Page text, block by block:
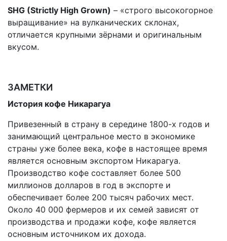
SHG (Strictly High Grown) – «строго высокогорное
выращивание» на вулканических склонах,
отличается крупными зёрнами и оригинальным
вкусом.
ЗАМЕТКИ
История кофе Никарагуа
Привезенный в страну в середине 1800-х годов и
занимающий центральное место в экономике
страны уже более века, кофе в настоящее время
является основным экспортом Никарагуа.
Производство кофе составляет более 500
миллионов долларов в год в экспорте и
обеспечивает более 200 тысяч рабочих мест.
Около 40 000 фермеров и их семей зависят от
производства и продажи кофе, кофе является
основным источником их дохода.